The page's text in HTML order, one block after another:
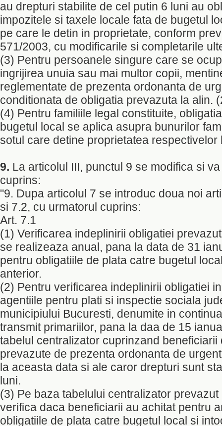
au drepturi stabilite de cel putin 6 luni au
impozitele si taxele locale fata de bugetul
pe care le detin in proprietate, conform
571/2003, cu modificarile si completarile
(3) Pentru persoanele singure care se
ingrijirea unuia sau mai multor copii,
reglementate de prezenta ordonanta de
conditionata de obligatia prevazuta la alin.
(4) Pentru familiile legal constituite,
bugetul local se aplica asupra bunurilor
sotul care detine proprietatea respectivelor
9. La articolul III, punctul 9 se modifica si
cuprins:
"9. Dupa articolul 7 se introduc doua noi
si 7.2, cu urmatorul cuprins:
Art. 7.1
(1) Verificarea indeplinirii obligatiei
se realizeaza anual, pana la data de 31
pentru obligatiile de plata catre bugetul
anterior.
(2) Pentru verificarea indeplinirii obligatiei
agentiile pentru plati si inspectie sociala
municipiului Bucuresti, denumite in
transmit primariilor, pana la daa de 15
tabelul centralizator cuprinzand beneficiarii
prevazute de prezenta ordonanta de
la aceasta data si ale caror drepturi sunt
luni.
(3) Pe baza tabelului centralizator
verifica daca beneficiarii au achitat pentru
obligatiile de plata catre bugetul local si